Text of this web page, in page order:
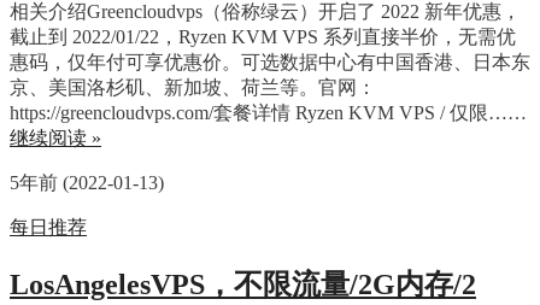
相关介绍Greencloudvps（俗称绿云）开启了 2022 新年优惠，
截止到 2022/01/22，Ryzen KVM VPS 系列直接半价，无需优
惠码，仅年付可享优惠价。可选数据中心有中国香港、日本东
京、美国洛杉矶、新加坡、荷兰等。官网：
https://greencloudvps.com/套餐详情 Ryzen KVM VPS / 仅限……
继续阅读 »
5年前 (2022-01-13)
每日推荐
LosAngelesVPS，不限流量/2G内存/2